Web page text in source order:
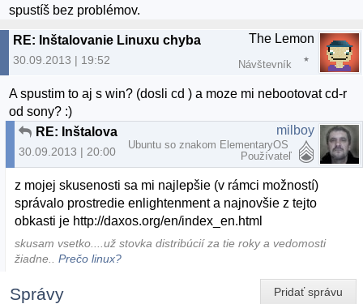
spustíš bez problémov.
RE: Inštalovanie Linuxu chyba
30.09.2013 | 19:52
The Lemon
Návštevník
A spustim to aj s win? (dosli cd ) a moze mi nebootovat cd-r
od sony? :)
RE: Inštalovanie Linuxu chyba
30.09.2013 | 20:00
milboy
Ubuntu so znakom ElementaryOS
Používateľ
z mojej skusenosti sa mi najlepšie (v rámci možností)
správalo prostredie enlightenment a najnovšie z tejto
obkasti je http://daxos.org/en/index_en.html
skusam vsetko....už stovka distribúcií za tie roky a vedomosti
žiadne..Prečo linux?
Pridať správu
Správy